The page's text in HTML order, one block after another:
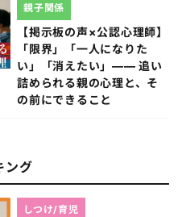
【掲示板の声×公認心理師】
「限界」「一人になりた
い」「消えたい」―― 追い
詰められる親の心理と、そ
の前にできること
親子関係
ング
しつけ/育児